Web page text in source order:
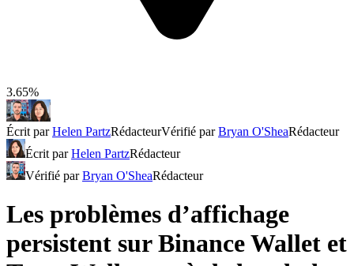
3.65%
Écrit parHelen PartzRédacteurVérifié parBryan O'SheaRédacteur
Écrit parHelen PartzRédacteur
Vérifié parBryan O'SheaRédacteur
Les problèmes d’affichage
persistent sur Binance Wallet et